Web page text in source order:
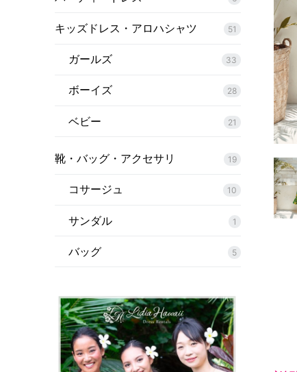
来店試着
お客様の声
お問い合わせ
来店レンタル
キッズドレス・アロハシャツ 51
ガールズ 33
ボーイズ 28
ベビー 21
靴・バッグ・アクセサリ 19
コサージュ 10
サンダル 1
バッグ 5